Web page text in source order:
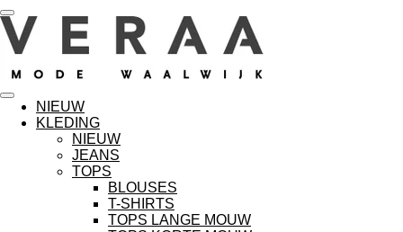
Ga
direct
naar
hoofdinhoud
NIEUW
KLEDING
NIEUW
JEANS
TOPS
BLOUSES
T-SHIRTS
TOPS LANGE MOUW